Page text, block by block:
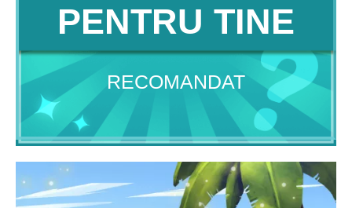
PENTRU TINE
RECOMANDAT